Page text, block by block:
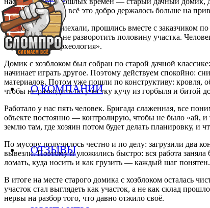
О КОМПАНИИ
ОТЗЫВЫ
уже гниль пошла, всё это добро держалось больше на
Созвонились, приехали, прошлись вместе с заказчиком
вручную, чтобы не разворотить половину участка.
строительная «археология».
Домик с хозблоком был собран по старой дачной
начинает играть другое. Поэтому действуем спокойно:
материалов. Потом уже пошли по конструктиву: кровля,
чтобы не разводить по участку кучу из горбыля и битой
Работало у нас пять человек. Бригада слаженная, все
объекте постоянно — контролирую, чтобы не было «ай, и
землю там, где хозяин потом будет делать планировку, и
По мусору получилось честно и по делу: загрузили два
вывезли. Поэтому и уложились быстро: вся работа заняла
ломать, куда носить и как грузить — каждый шаг понятен.
В итоге на месте старого домика с хозблоком осталась
участок стал выглядеть как участок, а не как склад
нервы на разбор того, что давно отжило своё.